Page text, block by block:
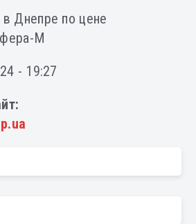
в Днепре по цене
М
- 19:27